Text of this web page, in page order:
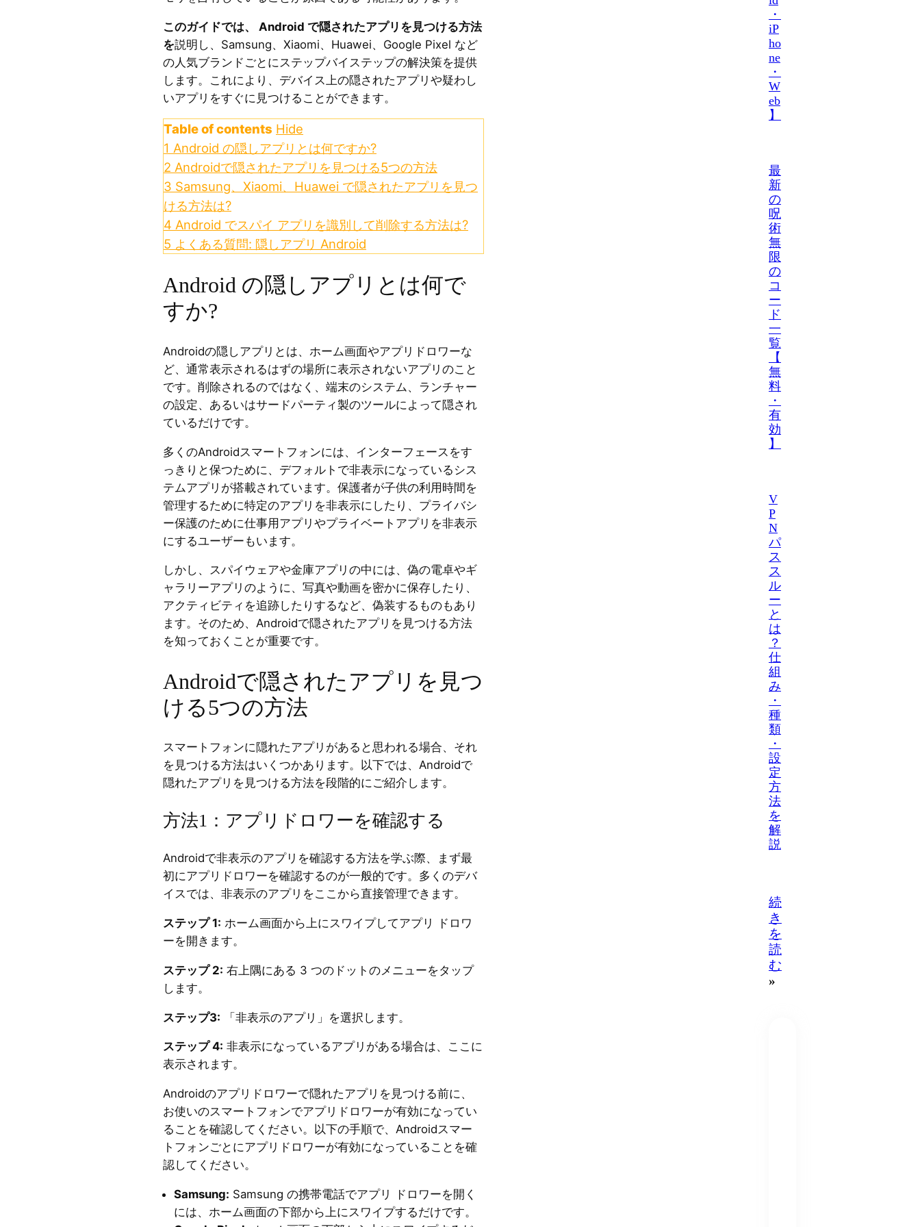
このガイドでは、 Android で隠されたアプリを見つける方法
を説明し、Samsung、Xiaomi、Huawei、Google Pixel など
の人気ブランドごとにステップバイステップの解決策を提供
します。これにより、デバイス上の隠されたアプリや疑わし
いアプリをすぐに見つけることができます。
Table of contents Hide
1 Android の隠しアプリとは何ですか?
2 Androidで隠されたアプリを見つける5つの方法
3 Samsung、Xiaomi、Huawei で隠されたアプリを見つ
ける方法は?
4 Android でスパイ アプリを識別して削除する方法は?
5 よくある質問: 隠しアプリ Android
Android の隠しアプリとは何で
すか?
Androidの隠しアプリとは、ホーム画面やアプリドロワーな
ど、通常表示されるはずの場所に表示されないアプリのこと
です。削除されるのではなく、端末のシステム、ランチャー
の設定、あるいはサードパーティ製のツールによって隠され
ているだけです。
多くのAndroidスマートフォンには、インターフェースをす
っきりと保つために、デフォルトで非表示になっているシス
テムアプリが搭載されています。保護者が子供の利用時間を
管理するために特定のアプリを非表示にしたり、プライバシ
ー保護のために仕事用アプリやプライベートアプリを非表示
にするユーザーもいます。
しかし、スパイウェアや金庫アプリの中には、偽の電卓やギ
ャラリーアプリのように、写真や動画を密かに保存したり、
アクティビティを追跡したりするなど、偽装するものもあり
ます。そのため、Androidで隠されたアプリを見つける方法
を知っておくことが重要です。
Androidで隠されたアプリを見つ
ける5つの方法
スマートフォンに隠れたアプリがあると思われる場合、それ
を見つける方法はいくつかあります。以下では、Androidで
隠れたアプリを見つける方法を段階的にご紹介します。
方法1：アプリドロワーを確認する
Androidで非表示のアプリを確認する方法を学ぶ際、まず最
初にアプリドロワーを確認するのが一般的です。多くのデバ
イスでは、非表示のアプリをここから直接管理できます。
ステップ 1: ホーム画面から上にスワイプしてアプリ ドロワ
ーを開きます。
ステップ 2: 右上隅にある 3 つのドットのメニューをタップ
します。
ステップ3: 「非表示のアプリ」を選択します。
ステップ 4: 非表示になっているアプリがある場合は、ここに
表示されます。
Androidのアプリドロワーで隠れたアプリを見つける前に、
お使いのスマートフォンでアプリドロワーが有効になってい
ることを確認してください。以下の手順で、Androidスマー
トフォンごとにアプリドロワーが有効になっていることを確
認してください。
Samsung: Samsung の携帯電話でアプリ ドロワーを開く
には、ホーム画面の下部から上にスワイプするだけです。
・
iP
ho
ne
・
W
eb
】
最
新
の
呪
術
無
限
の
コ
ー
ド
一
覧
【
無
料
・
有
効
】
V
P
N
パ
ス
ス
ル
ー
と
は
？
仕
組
み
・
種
類
・
設
定
方
法
を
解
説
続
き
を
読
む
»